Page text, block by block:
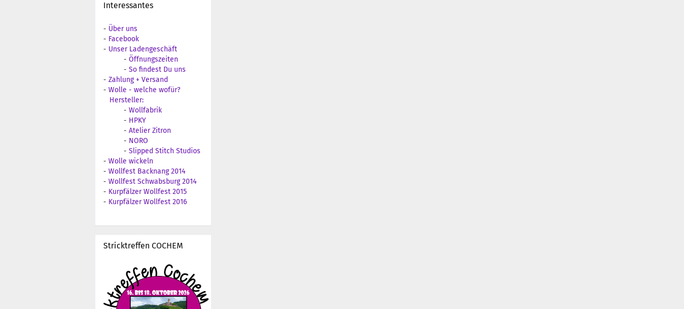
Interessantes
- Über uns
- Facebook
- Unser Ladengeschäft
- Öffnungszeiten
- So findest Du uns
- Zahlung + Versand
- Wolle - welche wofür?
Hersteller:
- Wollfabrik
- HPKY
- Atelier Zitron
- NORO
- Slipped Stitch Studios
- Wolle wickeln
- Wollfest Backnang 2014
- Wollfest Schwabsburg 2014
- Kurpfälzer Wollfest 2015
- Kurpfälzer Wollfest 2016
Stricktreffen COCHEM